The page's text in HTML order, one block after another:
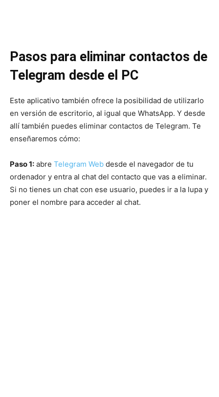
Pasos para eliminar contactos de
Telegram desde el PC
Este aplicativo también ofrece la posibilidad de utilizarlo
en versión de escritorio, al igual que WhatsApp. Y desde
allí también puedes eliminar contactos de Telegram. Te
enseñaremos cómo:
Paso 1: abre Telegram Web desde el navegador de tu
ordenador y entra al chat del contacto que vas a eliminar.
Si no tienes un chat con ese usuario, puedes ir a la lupa y
poner el nombre para acceder al chat.